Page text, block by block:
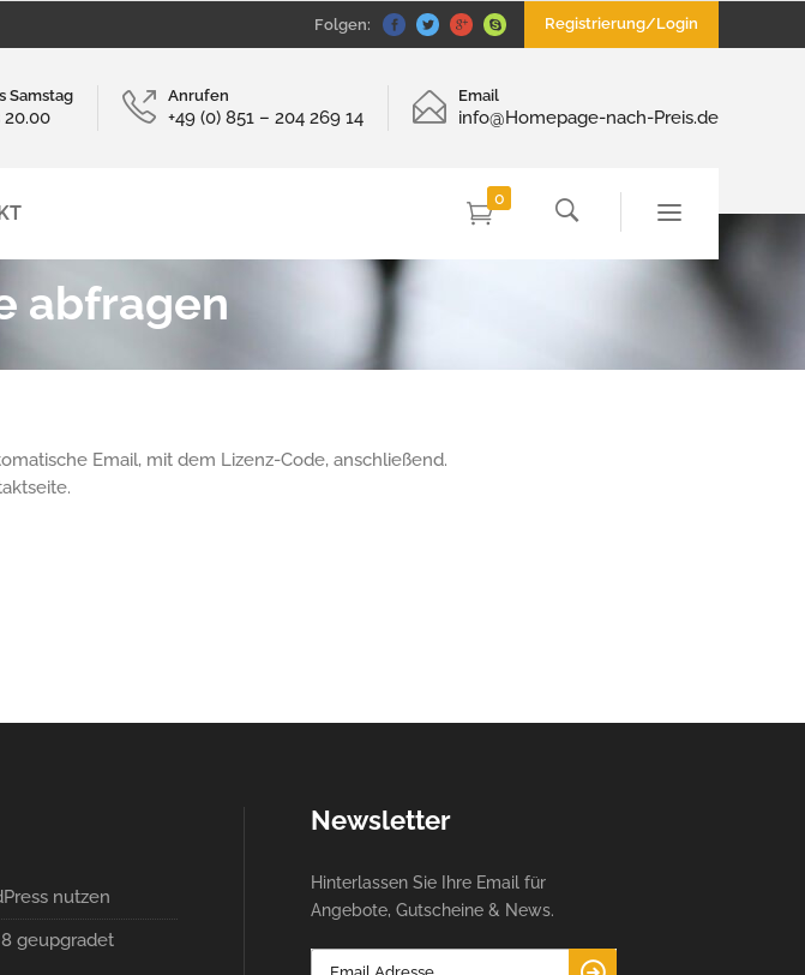
Folgen: Registrierung/Login
Samstag
20.00
Anrufen
+49 (0) 851 – 204 269 14
Email
info@Homepage-nach-Preis.de
0
abfragen
Email, mit dem Lizenz-Code, anschließend.
nutzen
geupgradet
Newsletter
Hinterlassen Sie Ihre Email für
Angebote, Gutscheine & News.